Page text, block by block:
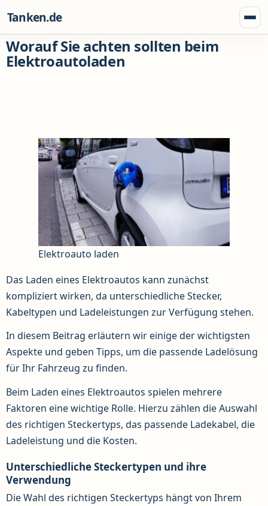
Tanken.de
Worauf Sie achten sollten beim
Elektroautoladen
Elektroauto laden
Das Laden eines Elektroautos kann zunächst
kompliziert wirken, da unterschiedliche Stecker,
Kabeltypen und Ladeleistungen zur Verfügung stehen.
In diesem Beitrag erläutern wir einige der wichtigsten
Aspekte und geben Tipps, um die passende Ladelösung
für Ihr Fahrzeug zu finden.
Beim Laden eines Elektroautos spielen mehrere
Faktoren eine wichtige Rolle. Hierzu zählen die Auswahl
des richtigen Steckertyps, das passende Ladekabel, die
Ladeleistung und die Kosten.
Unterschiedliche Steckertypen und ihre
Verwendung
Die Wahl des richtigen Steckertyps hängt von Ihrem